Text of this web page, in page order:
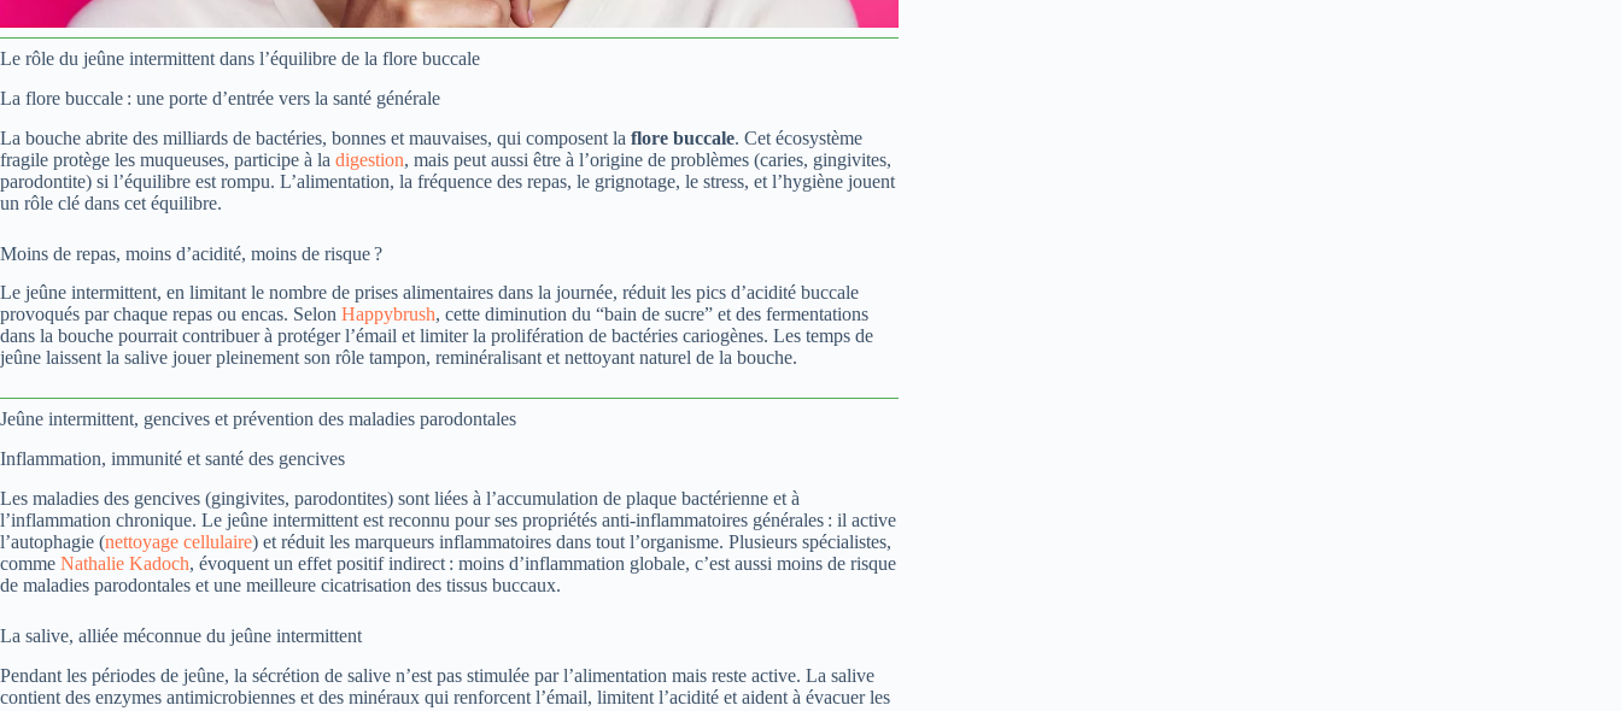
Le rôle du jeûne intermittent dans l’équilibre de la flore buccale
La flore buccale : une porte d’entrée vers la santé générale
La bouche abrite des milliards de bactéries, bonnes et mauvaises, qui composent la flore buccale. Cet écosystème
fragile protège les muqueuses, participe à la digestion, mais peut aussi être à l’origine de problèmes (caries, gingivites,
parodontite) si l’équilibre est rompu. L’alimentation, la fréquence des repas, le grignotage, le stress, et l’hygiène jouent
un rôle clé dans cet équilibre.
Moins de repas, moins d’acidité, moins de risque ?
Le jeûne intermittent, en limitant le nombre de prises alimentaires dans la journée, réduit les pics d’acidité buccale
provoqués par chaque repas ou encas. Selon Happybrush, cette diminution du “bain de sucre” et des fermentations
dans la bouche pourrait contribuer à protéger l’émail et limiter la prolifération de bactéries cariogènes. Les temps de
jeûne laissent la salive jouer pleinement son rôle tampon, reminéralisant et nettoyant naturel de la bouche.
Jeûne intermittent, gencives et prévention des maladies parodontales
Inflammation, immunité et santé des gencives
Les maladies des gencives (gingivites, parodontites) sont liées à l’accumulation de plaque bactérienne et à
l’inflammation chronique. Le jeûne intermittent est reconnu pour ses propriétés anti-inflammatoires générales : il active
l’autophagie (nettoyage cellulaire) et réduit les marqueurs inflammatoires dans tout l’organisme. Plusieurs spécialistes,
comme Nathalie Kadoch, évoquent un effet positif indirect : moins d’inflammation globale, c’est aussi moins de risque
de maladies parodontales et une meilleure cicatrisation des tissus buccaux.
La salive, alliée méconnue du jeûne intermittent
Pendant les périodes de jeûne, la sécrétion de salive n’est pas stimulée par l’alimentation mais reste active. La salive
contient des enzymes antimicrobiennes et des minéraux qui renforcent l’émail, limitent l’acidité et aident à évacuer les